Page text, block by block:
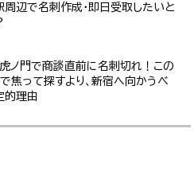
周辺で名刺作成・即日受取したいと
虎ノ門で商談直前に名刺切れ！この
で焦って探すより、新宿へ向かうべ
的理由